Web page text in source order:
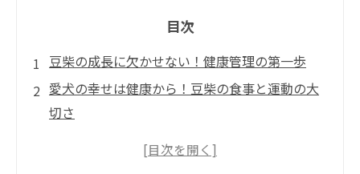
目次
豆柴の成長に欠かせない！健康管理の第一歩
愛犬の幸せは健康から！豆柴の食事と運動の大
切さ
豆柴ブリーダーが教える、健康診断の重要性と